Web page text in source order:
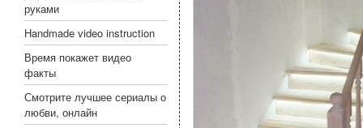
руками
Handmade video instruction
Время покажет видео
факты
Смотрите лучшее сериалы о
любви, онлайн